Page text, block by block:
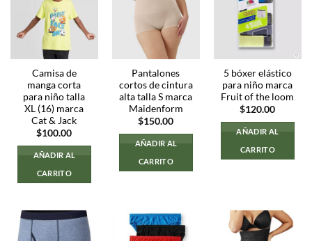
Camisa de
manga corta
para niño talla
XL (16) marca
Cat & Jack
$100.00
AÑADIR AL
CARRITO
Pantalones
cortos de cintura
alta talla S marca
Maidenform
$150.00
AÑADIR AL
CARRITO
5 bóxer elástico
para niño marca
Fruit of the loom
$120.00
AÑADIR AL
CARRITO